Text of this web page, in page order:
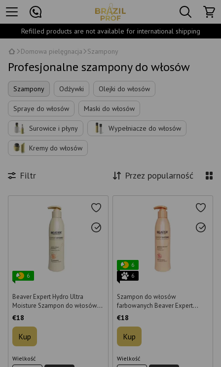
Refilled products are not available for international shipping
Domowa pielęgnacja Szampony
Profesjonalne szampony do włosów
Szampony Odżywki Olejki do włosów
Spraye do włosów Maski do włosów
Surowice i płyny Wypełniacze do włosów
Kremy do włosów
Filtr Przez popularność
6
Beaver Expert Hydro Ultra
Moisture Szampon do włosów
suchych, ultra nawilżający, 318
€18
Kup
Wielkość
6
6
Szampon do włosów
farbowanych Beaver Expert
Hydro Intense Remedy Shampoo
€18
Kup
Wielkość